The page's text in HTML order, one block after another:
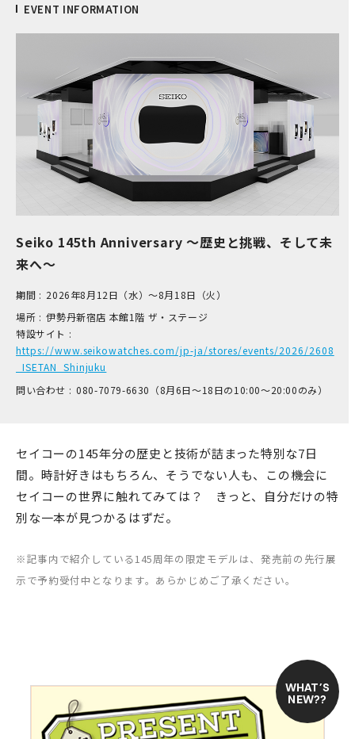
WHAT’S
NEW??
EVENT INFORMATION
Seiko 145th Anniversary ～歴史と挑戦、そして未
来へ～
期間 : 2026年8月12日（水）～8月18日（火）
場所 : 伊​勢丹新宿店 本​館1階 ザ​・ステージ
特設サイト :
https://www.seikowatches.com/jp-ja/stores/events/2026/2608
_ISETAN_Shinjuku
問い合わせ : 0​80-7​079-6​630（8月6日～18日の1​0:00～2​0:00のみ）
セイコーの145年分の歴史と技術が詰まった特別な7日
間。時計好きはもちろん、そうでない人も、この機会に
セイコーの世界に触れてみては？ きっと、自分だけの特
別な一本が見つかるはずだ。
※記事内で紹介している145周年の限定モデルは、発売前の先行展
示で予約受付中となります。あらかじめご了承ください。